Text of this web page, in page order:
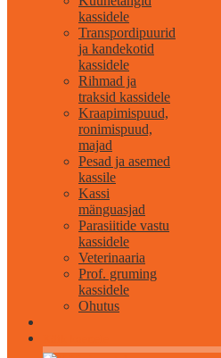
kassidele
Transpordipuurid
ja kandekotid
kassidele
Rihmad ja
traksid kassidele
Kraapimispuud,
ronimispuud,
majad
Pesad ja asemed
kassile
Kassi
mänguasjad
Parasiitide vastu
kassidele
Veterinaaria
Prof. gruming
kassidele
Ohutus